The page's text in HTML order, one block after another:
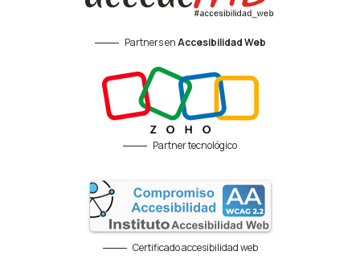
Partners enAccesibilidad Web
Partner tecnológico
Certificado accesibilidad web